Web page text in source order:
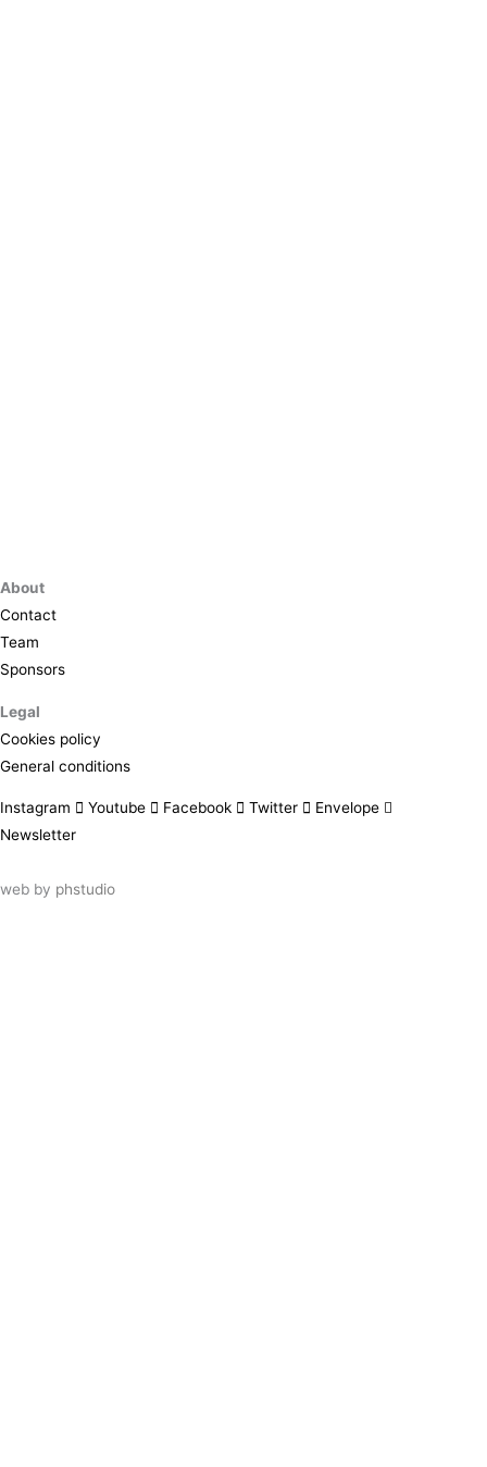
About
Contact
Team
Sponsors
Legal
Cookies policy
General conditions
Instagram Youtube Facebook Twitter
Envelope
Newsletter
web by phstudio